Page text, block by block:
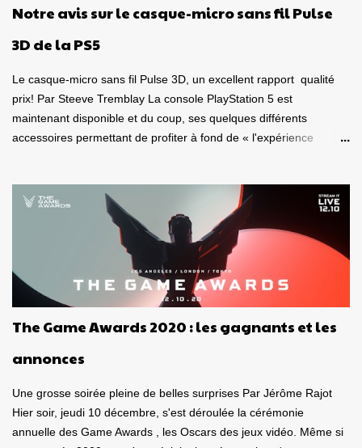
toute nouvelle itération est évidemment comme tous les autres
jeu de la franchise, soit de regrouper au minimum trois billes de
Notre avis sur le casque-micro sans fil Pulse
3D de la PS5
Le casque-micro sans fil Pulse 3D, un excellent rapport qualité
prix! Par Steeve Tremblay La console PlayStation 5 est
maintenant disponible et du coup, ses quelques différents
accessoires permettant de profiter à fond de « l'expérience
télécommande multimédia , deux appareils destinés à la
PlayStation 5 . Est-ce de bons produits? La qualité est-elle au
rendez-vous? Ça vaut le coup? Voici tout d'abord mon avis sur le
casque-micro sans fil Pulse 3D. Dans un autre article qui paraîtra
dans les prochains jours, je vous donnerai mon avis sur la
télécommande. Caque-micro sans fil Pulse 3D Le casque est plus
look , entièrement vêtu de noir et de blanc. Son poids est bon,
The Game Awards 2020 : les gagnants et les
annonces
Une grosse soirée pleine de belles surprises Par Jérôme Rajot
Hier soir, jeudi 10 décembre, s'est déroulée la cérémonie
annuelle des Game Awards , les Oscars des jeux vidéo. Même si